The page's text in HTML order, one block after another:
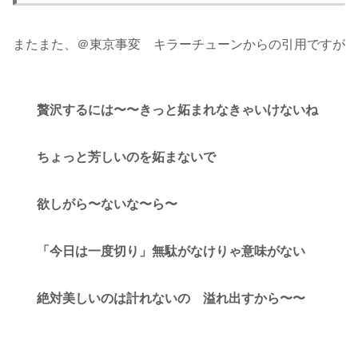
またまた、＠東京事変 キラーチューンからの引用ですが
贅沢するには〜〜きっと妬まれなきゃいけないね
ちょっと芳しいのを妬まないで
欲しがら〜ないな〜ら〜
「今日は一度切り」無駄がなけりゃ意味がない
絶対美しいのは計れないの 溢れ出すから〜〜